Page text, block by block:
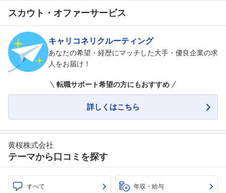
スカウト・オファーサービス
キャリコネリクルーティング
あなたの希望・経歴にマッチした大手・優良企業の求
人をお届け！
転職サポート希望の方にもおすすめ
詳しくはこちら
黄桜株式会社
テーマから口コミを探す
すべて 年収・給与